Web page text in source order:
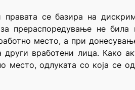
се базира на
не била
место, а при
вработени лица. Како
место, одлуката со која се